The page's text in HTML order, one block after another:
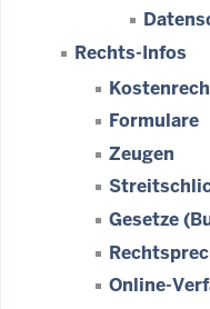
Rechts-Infos
Formulare
Zeugen
Gesetze
Online-